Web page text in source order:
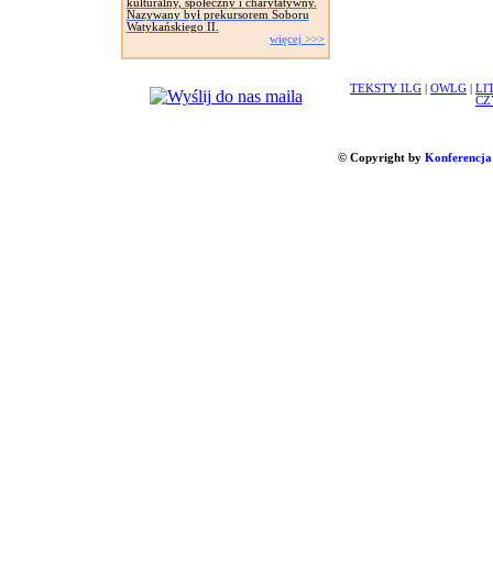
kulturalny, społeczny i charytatywny.
Nazywany był prekursorem Soboru
Watykańskiego II.
więcej >>>
TEKSTY ILG OWLG
© Copyright by Konferencja